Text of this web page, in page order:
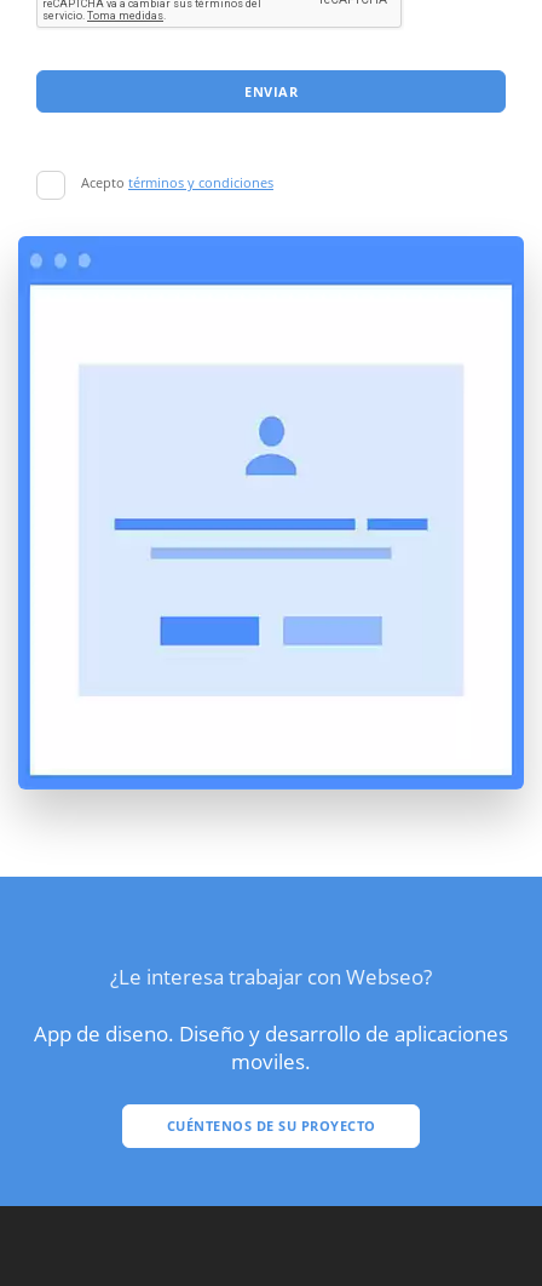
ENVIAR
Acepto términos y condiciones
¿Le interesa trabajar con Webseo?
App de diseno. Diseño y desarrollo de aplicaciones
moviles.
CUÉNTENOS DE SU PROYECTO